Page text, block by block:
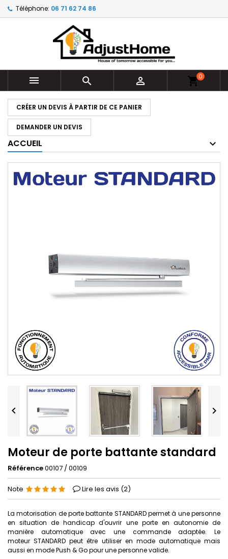
Téléphone: 06 71 62 74 86
   shopping_cart0
CRÉER UN DEVIS À PARTIR DE CE PANIER
DEMANDER UN DEVIS
ACCUEIL
 
Moteur de porte battante standard
Référence00107 / 00109
Note Lire les avis (2)
La motorisation de porte battante STANDARD permet à une personne
en situation de handicap d'ouvrir une porte en autonomie de
manière automatique avec une commande adaptée. Le
moteur STANDARD peut être utiliser en mode automatique mais
aussi en mode Push & Go pour une personne valide.